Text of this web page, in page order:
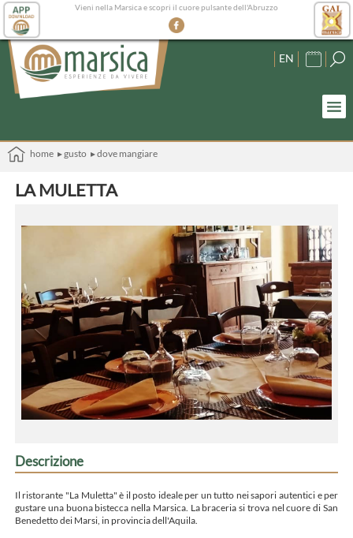
Vieni nella Marsica e scopri il cuore pulsante dell'Abruzzo
EN
home ▸ gusto ▸ dove mangiare
LA MULETTA
Descrizione
Il ristorante "La Muletta" è il posto ideale per un tutto nei sapori autentici e per
gustare una buona bistecca nella Marsica. La braceria si trova nel cuore di San
Benedetto dei Marsi, in provincia dell'Aquila.